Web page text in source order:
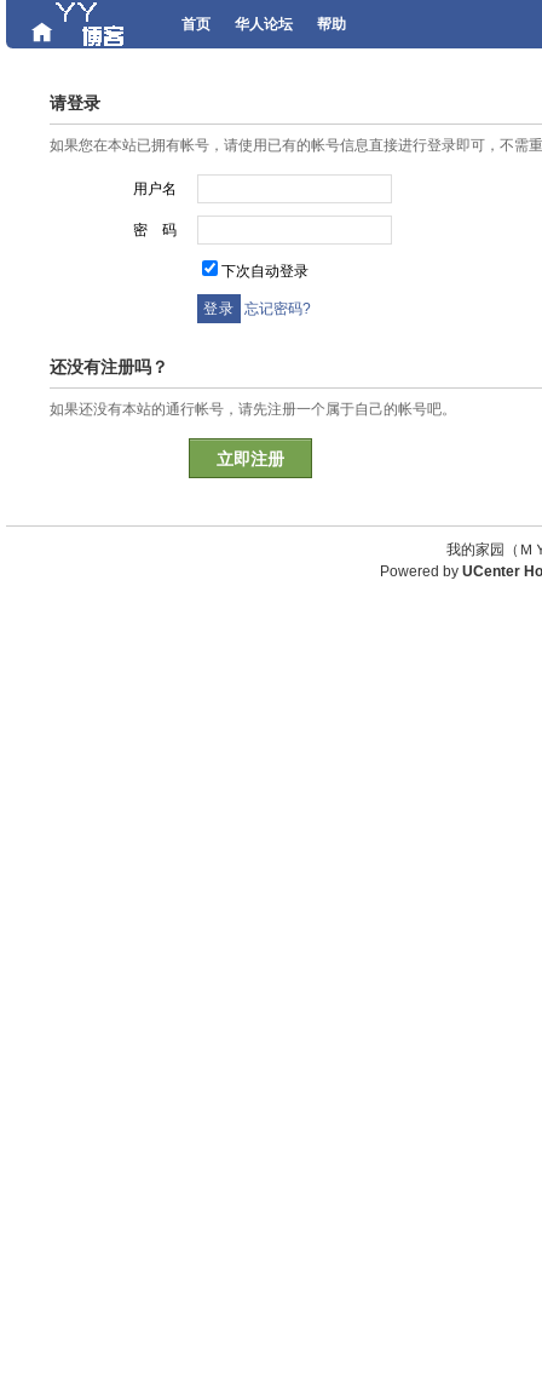
首页 华人论坛 帮助
请登录
如果您在本站已拥有帐号，请使用已有的帐号信息直接进行登录即可，不需
用户名
密 码
下次自动登录
忘记密码?
还没有注册吗？
如果还没有本站的通行帐号，请先注册一个属于自己的帐号吧。
立即注册
我的家园（
Powered by UCenter